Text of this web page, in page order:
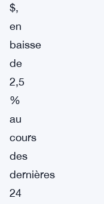
$,
en
baisse
de
2,5
%
au
cours
des
dernières
24